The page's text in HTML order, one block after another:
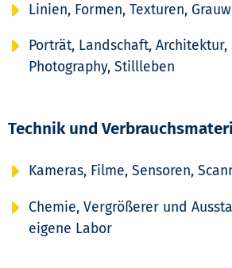
Linien, Formen, Texturen,
Porträt, Landschaft, Architektur,
Photography, Stillleben
Technik und
Kameras, Filme, Sensoren,
Chemie, Vergrößerer und
eigene Labor